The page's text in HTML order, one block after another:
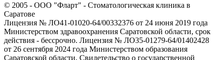
© 2005 - ООО "Фларт" - Стоматологическая клиника в
Саратове
Лицензия № ЛО41-01020-64/00332376 от 24 июня 2019 года
Министерством здравоохранения Саратовской области, срок
действия - бессрочно. Лицензия № ЛО35-01279-64/01402428
от 26 сентября 2024 года Министерством образования
Саратовской области. Свидетельство о государственной